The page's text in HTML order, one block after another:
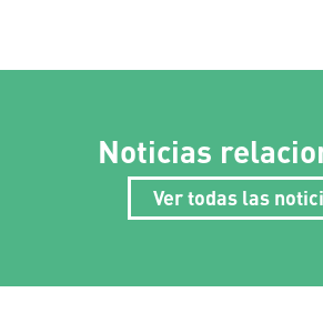
Noticias
Ver todas las